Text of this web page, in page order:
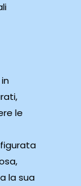
le
la sua